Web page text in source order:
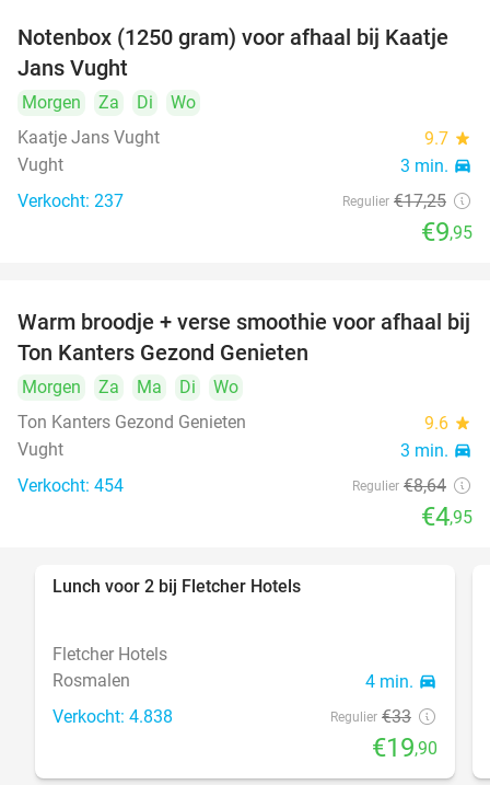
42%
Notenbox (1250 gram) voor afhaal bij Kaatje
Jans Vught
Morgen Za Di
Wo
Kaatje Jans Vught
9.7 star
Vught 3 min. directions_car
Verkocht: 237 Regulier €17,25
€9,95
43%
Warm broodje + verse smoothie voor afhaal bij
Ton Kanters Gezond Genieten
Morgen Za Ma Di
Wo
Ton Kanters Gezond Genieten
9.6 star
Vught 3 min. directions_car
Verkocht: 454 Regulier €8,64
€4,95
Lunch voor 2 bij Fletcher Hotels
Fletcher Hotels
Rosmalen
4 min. directions_car
Verkocht: 4.838 Regulier €33
€19,90